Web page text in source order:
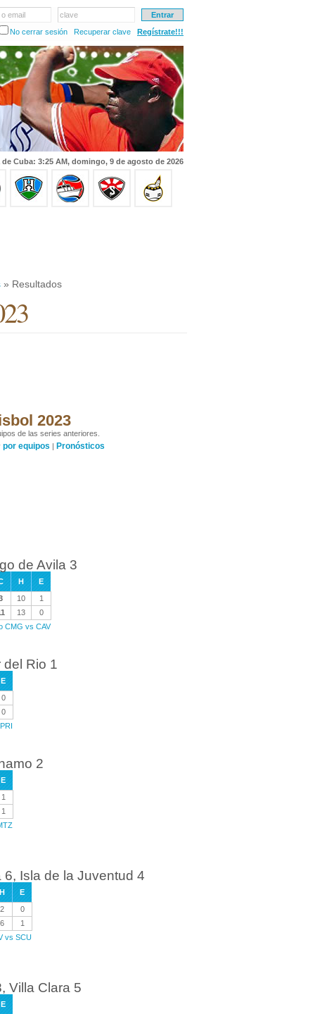
email
clave
No cerrar sesión
Recuperar clave Regístrate!!!
de Cuba: 3:25 AM, domingo, 9 de agosto de 2026
» Resultados
2023
de las series anteriores.
por equipos | Pronósticos
de Avila 3
H
E
10
1
13
0
CMG vs CAV
del Rio 1
E
0
0
2
E
1
1
Isla de la Juventud 4
H
E
2
0
6
1
vs SCU
Villa Clara 5
E